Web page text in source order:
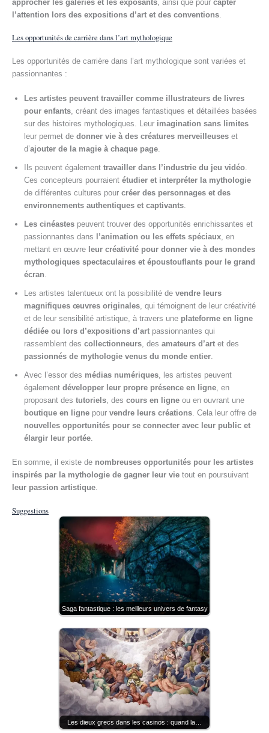
approcher les galeries et les exposants, ainsi que pour capter
l’attention lors des expositions d’art et des conventions.
Les opportunités de carrière dans l’art mythologique
Les opportunités de carrière dans l’art mythologique sont variées et
passionnantes :
Les artistes peuvent travailler comme illustrateurs de livres
pour enfants, créant des images fantastiques et détaillées basées
sur des histoires mythologiques. Leur imagination sans limites
leur permet de donner vie à des créatures merveilleuses et
d’ajouter de la magie à chaque page.
Ils peuvent également travailler dans l’industrie du jeu vidéo.
Ces concepteurs pourraient étudier et interpréter la mythologie
de différentes cultures pour créer des personnages et des
environnements authentiques et captivants.
Les cinéastes peuvent trouver des opportunités enrichissantes et
passionnantes dans
l’animation ou les effets spéciaux, en
mettant en œuvre leur créativité pour donner vie à des mondes
mythologiques spectaculaires et époustouflants pour le grand
écran.
Les artistes talentueux ont la possibilité de vendre leurs
magnifiques œuvres originales, qui témoignent de leur créativité
et de leur sensibilité artistique, à travers une plateforme en ligne
dédiée ou lors d’expositions d’art passionnantes qui
rassemblent des collectionneurs, des amateurs d’art et des
passionnés de mythologie venus du monde entier.
Avec l’essor des médias numériques, les artistes peuvent
également développer leur propre présence en ligne, en
proposant des tutoriels, des cours en ligne ou en ouvrant une
boutique en ligne pour vendre leurs créations. Cela leur offre de
nouvelles opportunités pour se connecter avec leur public et
élargir leur portée.
En somme, il existe de nombreuses opportunités pour les artistes
inspirés par la mythologie de gagner leur vie tout en poursuivant
leur passion artistique.
Suggestions
Saga fantastique : les meilleurs univers de fantasy
Les dieux grecs dans les casinos : quand la…